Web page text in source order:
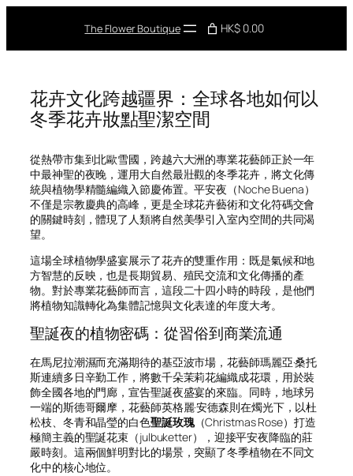
The Flower Boutique HK$ 0.00
花卉文化跨越疆界：全球各地如何以
冬季花卉妝點聖潔空間
從熱帶市集到北歐雪國，跨越六大洲的專業花藝師正於一年
中最神聖的夜晚，運用大自然最壯觀的冬季花卉，將文化傳
統與植物學精髓編織入節慶佈置。平安夜（Noche Buena）
不僅是宗教慶典的高峰，更是全球花卉藝術和文化符碼交會
的關鍵時刻，體現了人類將自然美學引入室內空間的共同渴
望。
這場全球植物學盛宴展示了花卉的雙重作用：既是氣候和地
方智慧的反映，也是長期貿易、殖民交流和文化傳播的產
物。對於專業花藝師而言，這段二十四小時的時段，是他們
將植物知識轉化為集體記憶與文化表達的年度大考。
聖誕夜的植物密碼：從習俗到商業流通
在馬尼拉潮濕而充滿期待的基亞波市場，花藝師瑪麗亞·桑托
斯連續多日辛勤工作，將數千朵茉莉花編織成花環，用於裝
飾全國各地的門廊，宣告聖誕夜盛宴的來臨。同時，地球另
一端的斯德哥爾摩，花藝師英格麗·安德森則在燭光下，以杜
松枝、冬青和晶瑩的白色聖誕玫瑰（Christmas Rose）打造
極簡主義的聖誕花束（julbuketter），迎接平安夜降臨的莊
嚴時刻。這兩個鮮明對比的場景，突顯了冬季植物在不同文
化中的核心地位。